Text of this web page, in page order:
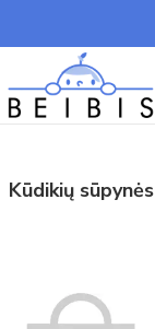
Kūdikių sūpynės